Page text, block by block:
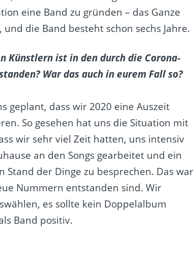
eine Band zu gründen – das Ganze
die Band besteht schon sechs Jahre.
Künstlern ist in den durch die Corona-
War das auch in eurem Fall so?
geplant, dass wir 2020 eine Auszeit
So gesehen hat uns die Situation mit
wir sehr viel Zeit hatten, uns intensiv
an den Songs gearbeitet und ein
Stand der Dinge zu besprechen. Das war
Nummern entstanden sind. Wir
es sollte kein Doppelalbum
Band positiv.